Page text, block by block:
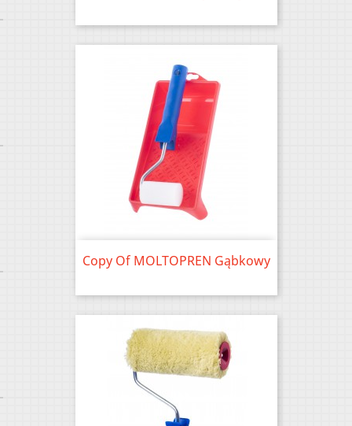
Copy Of MOLTOPREN Gąbkowy